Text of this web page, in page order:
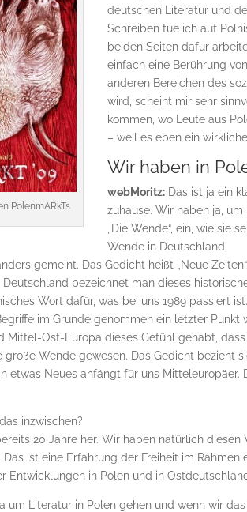
PolenmARkTs
deutschen Literatur und
Schreiben tue ich auf
beiden Seiten dafür
einfach eine Berührung
anderen Bereichen des
wird, scheint mir sehr
kommen, wo Leute aus
– weil es eben ein
Wir haben in
webMoritz: Das ist ja ein
zuhause. Wir haben ja,
„Die Wende“, ein, wie
Wende in Deutschland.
gemeint. Das Gedicht heißt „Neue
bezeichnet man dieses
Wort dafür, was bei uns 1989 passiert
im Grunde genommen ein letzter Punkt
Mittel-Ost-Europa dieses Gefühl gehabt,
große Wende gewesen. Das Gedicht bezieht
etwas Neues anfängt für uns
inzwischen?
20 Jahre her. Wir haben natürlich
ist eine Erfahrung der Freiheit im
Entwicklungen in Polen und in
um Literatur in Polen gehen und wenn wir